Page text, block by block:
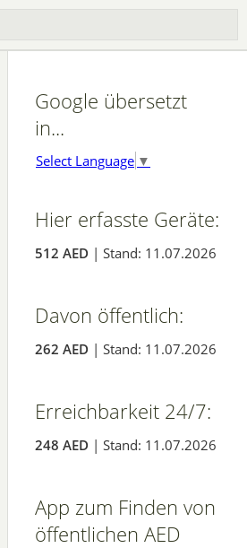
Google übersetzt
in...
Select Language ▼
Hier erfasste Geräte:
512 AED | Stand: 11.07.2026
Davon öffentlich:
262 AED | Stand: 11.07.2026
Erreichbarkeit 24/7:
248 AED | Stand: 11.07.2026
App zum Finden von
öffentlichen AED